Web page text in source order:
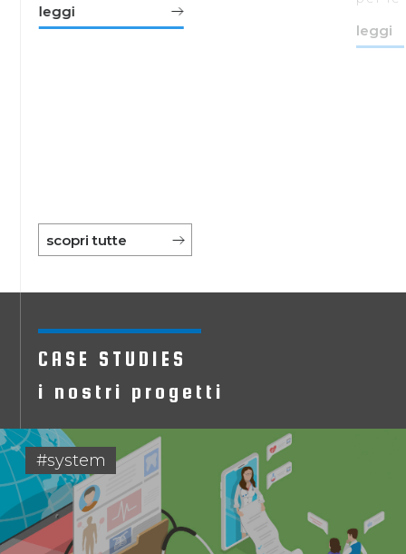
leggi
leggi
scopri tutte
CASE STUDIES
i nostri progetti
#system